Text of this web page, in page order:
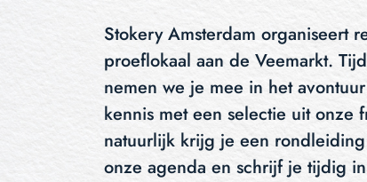
Stokery Amsterdam organiseert
proeflokaal aan de Veemarkt.
nemen we je mee in het
kennis met een selectie uit onze
natuurlijk krijg je een
onze agenda en schrijf je tijdig